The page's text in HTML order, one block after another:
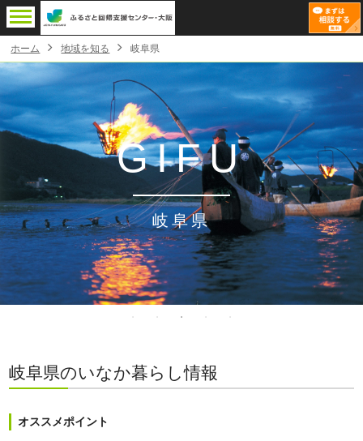
ホーム 地域を知る 岐阜県
GIFU
岐阜県
岐阜県のいなか暮らし情報
オススメポイント